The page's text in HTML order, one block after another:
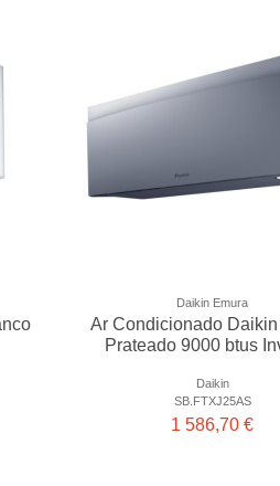
Daikin Emura
Ar Condicionado Daikin
Prateado 9000 btus
Daikin
SB.FTXJ25AS
1 586,70 €